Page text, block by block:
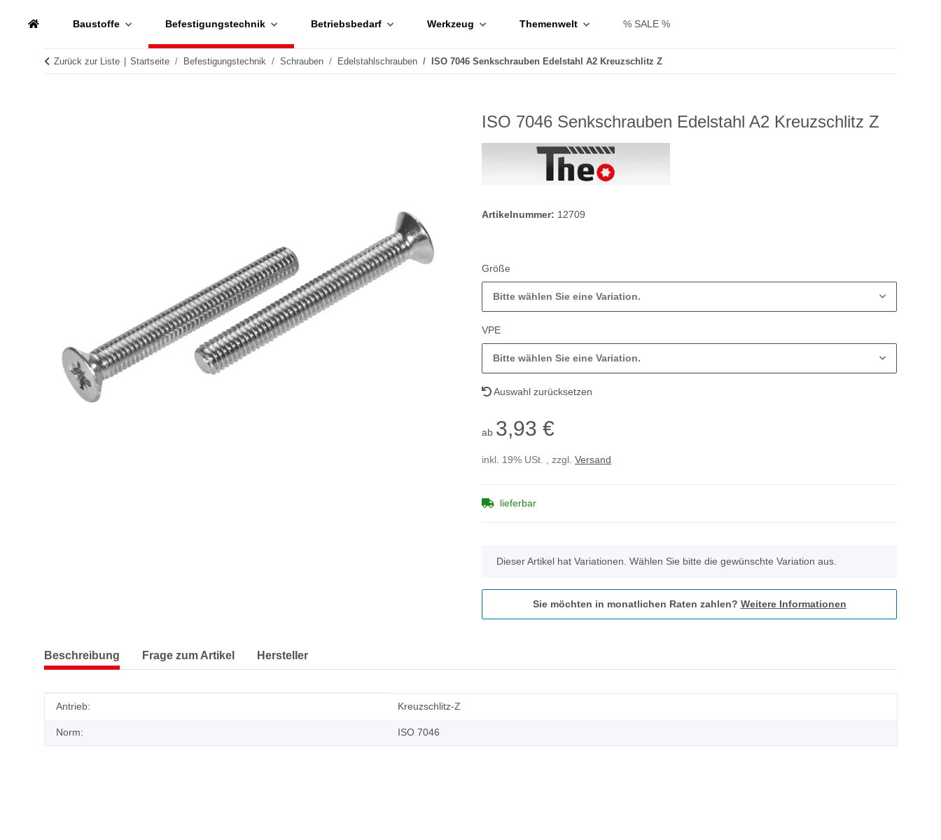
Baustoffe Befestigungstechnik Betriebsbedarf Werkzeug Themenwelt % SALE %
Zurück zur Liste Startseite Befestigungstechnik Schrauben Edelstahlschrauben ISO 7046 Senkschrauben Edelstahl A2 Kreuzschlitz Z
ISO 7046 Senkschrauben Edelstahl A2 Kreuzschlitz Z
Artikelnummer: 12709
Größe
Bitte wählen Sie eine Variation.
VPE
Bitte wählen Sie eine Variation.
Auswahl zurücksetzen
ab 3,93 €
inkl. 19% USt. , zzgl. Versand
lieferbar
x
Dieser Artikel hat Variationen. Wählen Sie bitte die gewünschte Variation aus.
Sie möchten in monatlichen Raten zahlen? Weitere Informationen
Beschreibung Frage zum Artikel Hersteller
Produkteigenschaft
Wert
Antrieb: Kreuzschlitz-Z
Norm: ISO 7046